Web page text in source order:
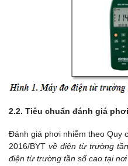
2.2. Tiêu chuẩn đánh giá
Đánh giá phơi nhiễm theo Quy
2016/BYT về điện từ trường
điện từ trường tần số cao tại